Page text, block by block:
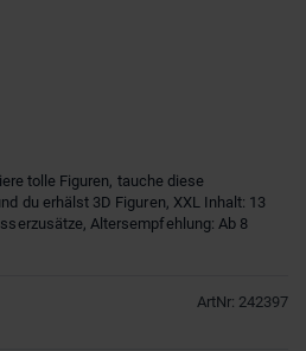
tolle Figuren, tauche diese
du erhälst 3D Figuren, XXL Inhalt: 13
Altersempfehlung: Ab 8
ArtNr: 242397